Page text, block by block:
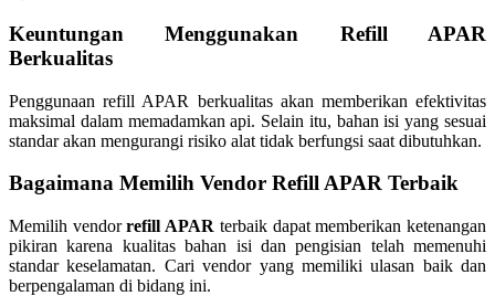
Keuntungan Menggunakan Refill APAR
Berkualitas
Penggunaan refill APAR berkualitas akan memberikan efektivitas
maksimal dalam memadamkan api. Selain itu, bahan isi yang sesuai
standar akan mengurangi risiko alat tidak berfungsi saat dibutuhkan.
Bagaimana Memilih Vendor Refill APAR Terbaik
Memilih vendorrefill APAR terbaik dapat memberikan ketenangan
pikiran karena kualitas bahan isi dan pengisian telah memenuhi
standar keselamatan. Cari vendor yang memiliki ulasan baik dan
berpengalaman di bidang ini.